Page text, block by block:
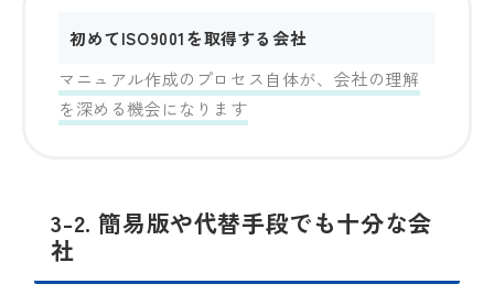
初めてISO9001を取得する会社
マニュアル作成のプロセス自体が、会社の理解
を深める機会になります
3-2. 簡易版や代替手段でも十分な会
社